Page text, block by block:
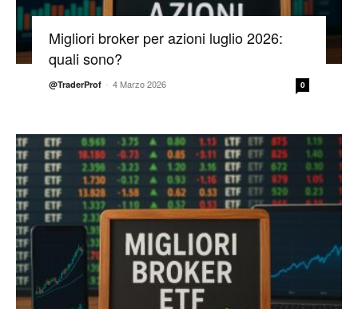
Migliori broker per azioni luglio 2026:
quali sono?
@TraderProf - 4 Marzo 2026 0